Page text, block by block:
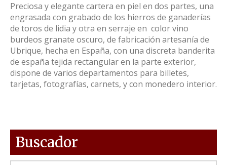
Preciosa y elegante cartera en piel en dos partes, una
engrasada con grabado de los hierros de ganaderías
de toros de lidia y otra en serraje en color vino
burdeos granate oscuro, de fabricación artesanía de
Ubrique, hecha en España, con una discreta banderita
de españa tejida rectangular en la parte exterior,
dispone de varios departamentos para billetes,
tarjetas, fotografías, carnets, y con monedero interior.
Buscador